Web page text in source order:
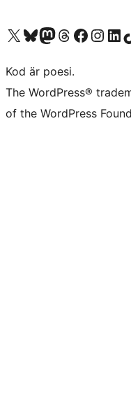
Besök vår X-konto (f.d. Twitter)
Besök vårt Bluesky-konto
Besök vårt Mastodon-konto
Besök vårt Thread-konto
Besök vår Facebook-sidaBesök vårt Instagram-konto
Besök vårt
Kod är poesi.
The WordPress®
of the WordPress